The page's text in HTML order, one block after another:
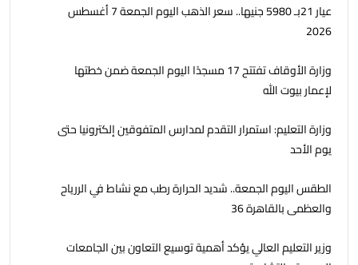
عيار 21بـ 5980 جنيها.. سعر الذهب اليوم الجمعة 7 أغسطس
2026
وزارة الأوقاف تفتتح 17 مسجدًا اليوم الجمعة ضمن خطتها
لإعمار بيوت الله
وزارة التعليم: استمرار التقدم لمدارس المتفوقين إلكترونيا حتى
يوم الأحد
الطقس اليوم الجمعة.. شديد الحرارة رطب مع نشاط في الررياح
والعظمى بالقاهرة 36
وزير التعليم العالي يؤكد أهمية توسيع التعاون بين الجامعات